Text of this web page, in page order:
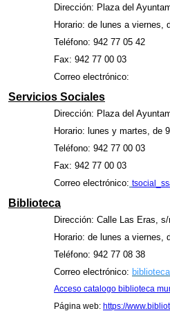
Dirección: Plaza del
Horario: de lunes a viernes,
Teléfono: 942 77 05 42
Fax: 942 77 00 03
Correo electrónico:
Servicios Sociales
Dirección: Plaza del
Horario: lunes y martes, de
Teléfono: 942 77 00 03
Fax: 942 77 00 03
Correo electrónico:
Biblioteca
Dirección: Calle Las Eras,
Horario: de lunes a viernes,
Teléfono: 942 77 08 38
Correo electrónico:
Acceso catalogo biblioteca
Página web: https://